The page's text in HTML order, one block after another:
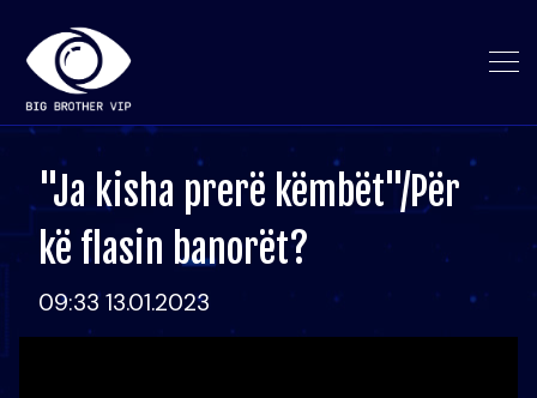
"Ja kisha prerë këmbët"/Për
kë flasin banorët?
09:33 13.01.2023